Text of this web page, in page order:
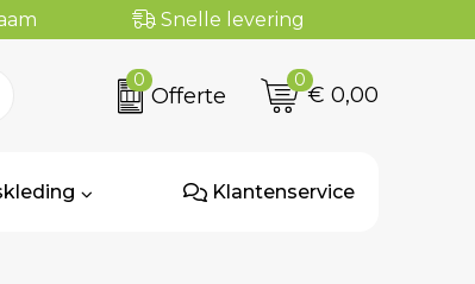
Snelle levering
0
Offerte
0
€ 0,00
Klantenservice